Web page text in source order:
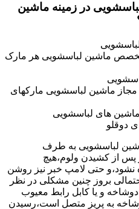
در زمینه ماشین
ماشین لباسشویی هر مارک
ماشین لباسشویی مارکهای
های لباسشویی
دوقلو
ماشین لباسشویی به طرف
ﭘﺲ از ﮐﺸﯿﺪن وﻟﻮم،ﻫﯿﭻ
نشود،و حتی ﻻﻣﭗ ﺧﺒﺮ ﻧﯿﺰ روﺷﻦ
بروز چنین مشکلی در نظر
داشته باشید:۱٫ ﭘﺮﯾﺰ ﺑﺮق ﻧﺪارد.۲٫ دوﺷﺎﺧﻪ و ﯾﺎ ﮐﺎﺑﻞ راﺑﻂ ﻣﻌﯿﻮب
ﺑﻪ ﭘﺮﯾﺰ ﻣﺘﺼﻞ اﺳﺖ،رﺳﯿﺪن